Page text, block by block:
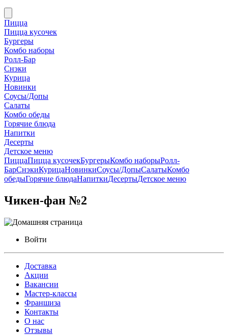
Пицца
Пицца кусочек
Бургеры
Комбо наборы
Ролл-Бар
Снэки
Курица
Новинки
Соусы/Допы
Салаты
Комбо обеды
Горячие блюда
Напитки
Десерты
Детское меню
ПиццаПицца кусочекБургерыКомбо наборыРолл-
БарСнэкиКурицаНовинкиСоусы/ДопыСалатыКомбо
обедыГорячие блюдаНапиткиДесертыДетское меню
Чикен-фан №2
Войти
Доставка
Акции
Вакансии
Мастер-классы
Франшиза
Контакты
О нас
Отзывы